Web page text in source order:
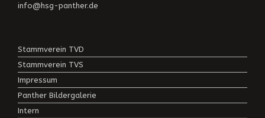
info@hsg-panther.de
Stammverein TVD
Stammverein TVS
Impressum
Panther Bildergalerie
Intern